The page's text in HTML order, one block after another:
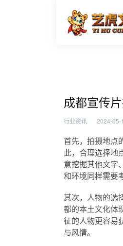
成都宣
成都宣传
行业资讯 2024-05-
首先，拍摄地点
此，合理选择地
意挖掘其他文字
和环境同样需要
其次，人物的选
都的本土文化体
征的人物更容易
与风情。